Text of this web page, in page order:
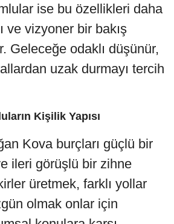
ise bu özellikleri daha
ve vizyoner bir bakış
Geleceğe odaklı düşünür,
uzak durmayı tercih
Kişilik Yapısı
Kova burçları güçlü bir
ileri görüşlü bir zihne
üretmek, farklı yollar
olmak onlar için